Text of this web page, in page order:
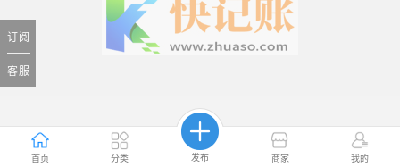
首页 分类 发布 商家 我的
订阅
客服